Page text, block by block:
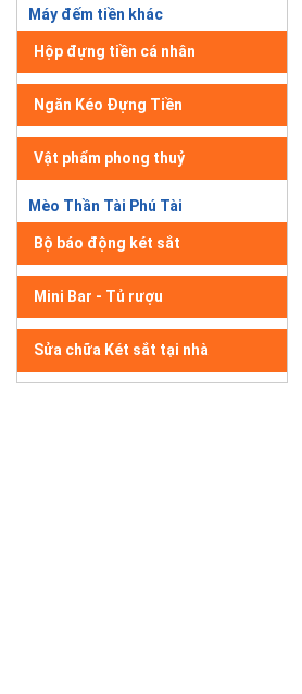
Máy đếm tiền khác
Hộp đựng tiền cá nhân
Ngăn Kéo Đựng Tiền
Vật phẩm phong thuỷ
Mèo Thần Tài Phú Tài
Bộ báo động két sắt
Mini Bar - Tủ rượu
Sửa chữa Két sắt tại nhà